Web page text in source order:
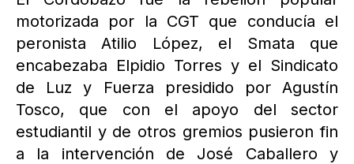
motorizada por la CGT que conducía el
peronista Atilio López, el Smata que
encabezaba Elpidio Torres y el Sindicato
de Luz y Fuerza presidido por Agustín
Tosco, que con el apoyo del sector
estudiantil y de otros gremios pusieron fin
a la intervención de José Caballero y